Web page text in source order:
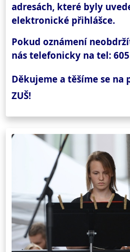
adresách, které byly
elektronické přihlášce.
Pokud oznámení
nás telefonicky na tel: 605
Děkujeme a těšíme se na
ZUŠ!